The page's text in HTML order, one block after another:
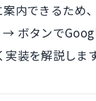
内できるため、
ボタンで
装を解説します